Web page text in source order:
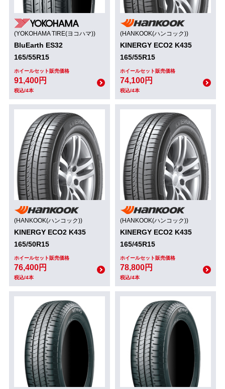
(YOKOHAMA TIRE(ヨコハマ))
BluEarth ES32
165/55R15
ホイールセット販売価格
91,400円
税込/4本
(HANKOOK(ハンコック))
KINERGY ECO2 K435
165/55R15
ホイールセット販売価格
74,100円
税込/4本
(HANKOOK(ハンコック))
KINERGY ECO2 K435
165/50R15
ホイールセット販売価格
76,400円
税込/4本
(HANKOOK(ハンコック))
KINERGY ECO2 K435
165/45R15
ホイールセット販売価格
78,800円
税込/4本